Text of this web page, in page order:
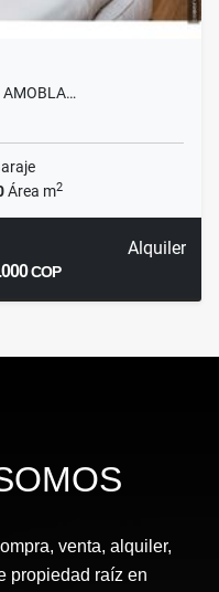
AMOBLA…
Área m2
Alquiler
COP
venta, alquiler,
propiedad raíz en